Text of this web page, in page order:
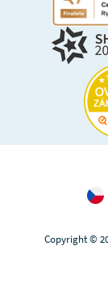
Copyright ©